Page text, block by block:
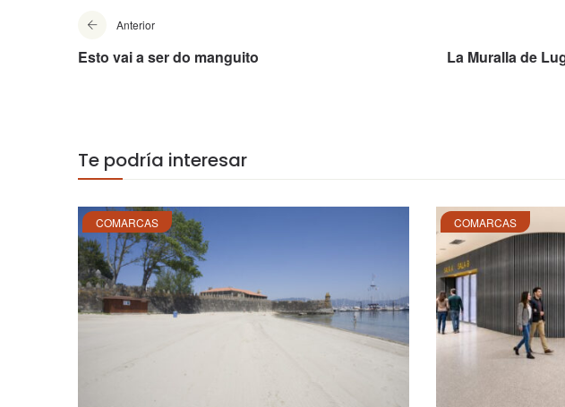
Anterior
Esto vai a ser do manguito
La Muralla de
Te podría interesar
COMARCAS COMARCAS